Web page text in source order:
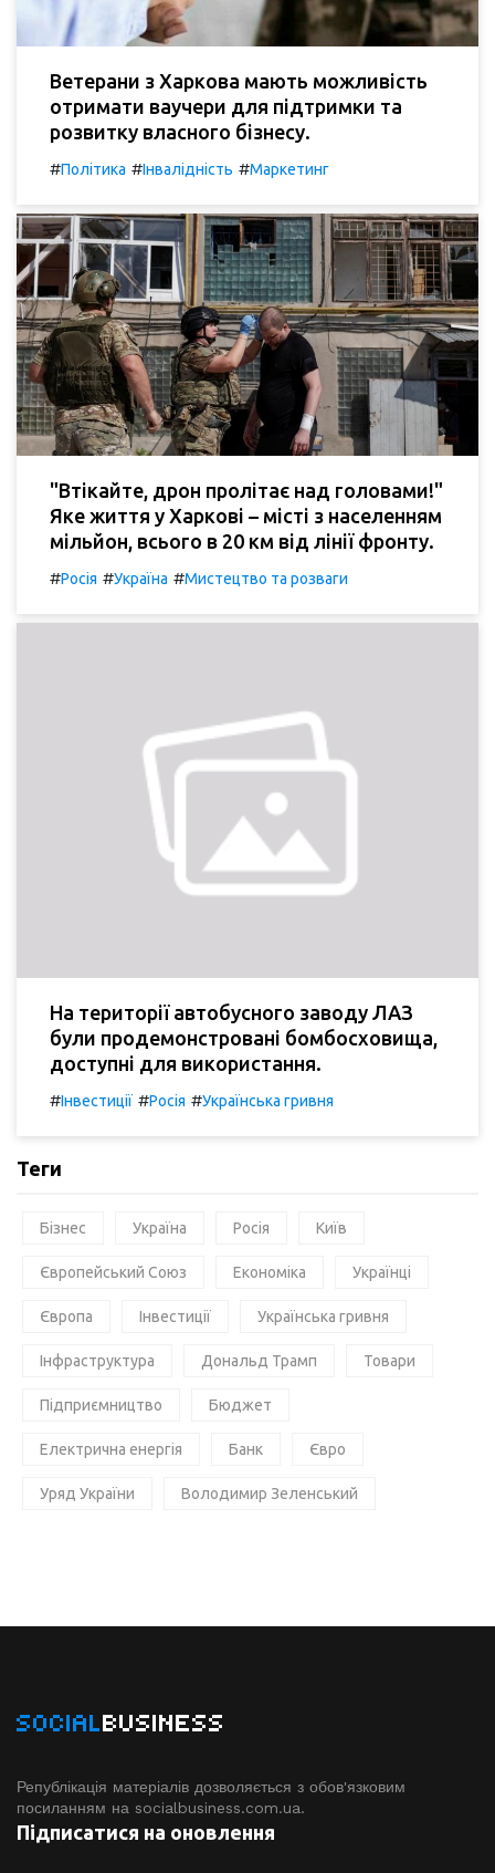
Ветерани з Харкова мають можливість
отримати ваучери для підтримки та
розвитку власного бізнесу.
#Політика #Інвалідність #Маркетинг
"Втікайте, дрон пролітає над головами!"
Яке життя у Харкові – місті з населенням
мільйон, всього в 20 км від лінії фронту.
#Росія #Україна #Мистецтво та розваги
На території автобусного заводу ЛАЗ
були продемонстровані бомбосховища,
доступні для використання.
#Інвестиції #Росія #Українська гривня
Теги
Бізнес Україна Росія Київ
Європейський Союз Економіка Українці
Європа Інвестиції Українська гривня
Інфраструктура Дональд Трамп Товари
Підприємництво Бюджет
Електрична енергія Банк Євро
Уряд України Володимир Зеленський
SOCIALBUSINESS
Републікація матеріалів дозволяється з обов'язковим
посиланням на socialbusiness.com.ua.
Підписатися на оновлення